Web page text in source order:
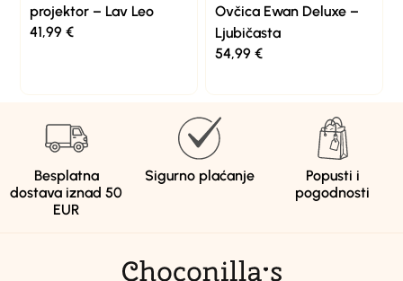
projektor – Lav Leo
41,99€
Ovčica Ewan Deluxe –
Ljubičasta
54,99 €
Besplatna
dostava iznad 50
EUR
Sigurno plaćanje
Popusti i
pogodnosti